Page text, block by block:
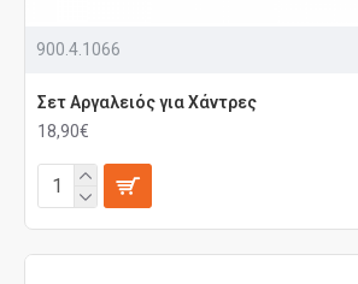
900.4.1066
Σετ Αργαλειός για Xάντρες
18,90€